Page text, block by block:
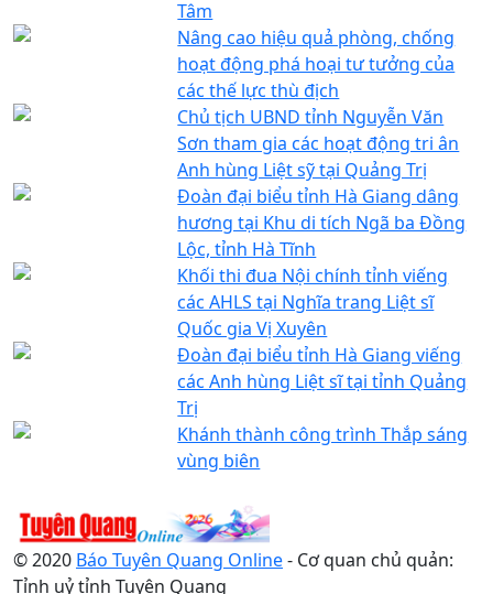
Tâm
Nâng cao hiệu quả phòng, chống
hoạt động phá hoại tư tưởng của
các thế lực thù địch
Chủ tịch UBND tỉnh Nguyễn Văn
Sơn tham gia các hoạt động tri ân
Anh hùng Liệt sỹ tại Quảng Trị
Đoàn đại biểu tỉnh Hà Giang dâng
hương tại Khu di tích Ngã ba Đồng
Lộc, tỉnh Hà Tĩnh
Khối thi đua Nội chính tỉnh viếng
các AHLS tại Nghĩa trang Liệt sĩ
Quốc gia Vị Xuyên
Đoàn đại biểu tỉnh Hà Giang viếng
các Anh hùng Liệt sĩ tại tỉnh Quảng
Trị
Khánh thành công trình Thắp sáng
vùng biên
© 2020 Báo Tuyên Quang Online- Cơ quan chủ quản:
Tỉnh uỷ tỉnh Tuyên Quang